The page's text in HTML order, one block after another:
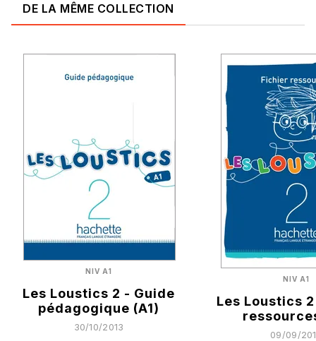
DE LA MÊME COLLECTION
NIV A1
Les Loustics 2 - Guide
pédagogique (A1)
30/10/2013
NIV A1
Les Loustics
09/09/